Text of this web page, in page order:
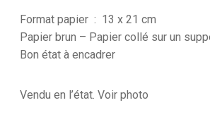
Format papier : 13 x 21 cm
Papier brun – Papier collé sur un
Bon état à encadrer
Vendu en l’état. Voir photo